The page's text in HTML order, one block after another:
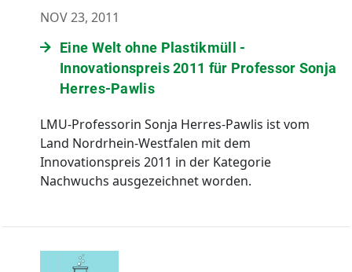
NOV 23, 2011
Eine Welt ohne Plastikmüll -
Innovationspreis 2011 für Professor Sonja
Herres-Pawlis
LMU-Professorin Sonja Herres-Pawlis ist vom
Land Nordrhein-Westfalen mit dem
Innovationspreis 2011 in der Kategorie
Nachwuchs ausgezeichnet worden.